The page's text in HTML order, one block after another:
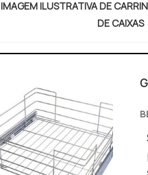
IMAGEM ILUSTRATIVA DE
DE CAIXAS